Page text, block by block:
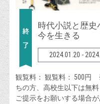
時代小説と歴史
今を生きる
2024.01.20 -
観覧料： 観覧料： 500円
ちの方、高校生以下は無
ご提示をお願いする場合が